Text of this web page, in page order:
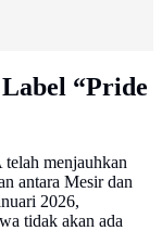
“Pride
menjauhkan
antara Mesir dan
2026,
tidak akan ada